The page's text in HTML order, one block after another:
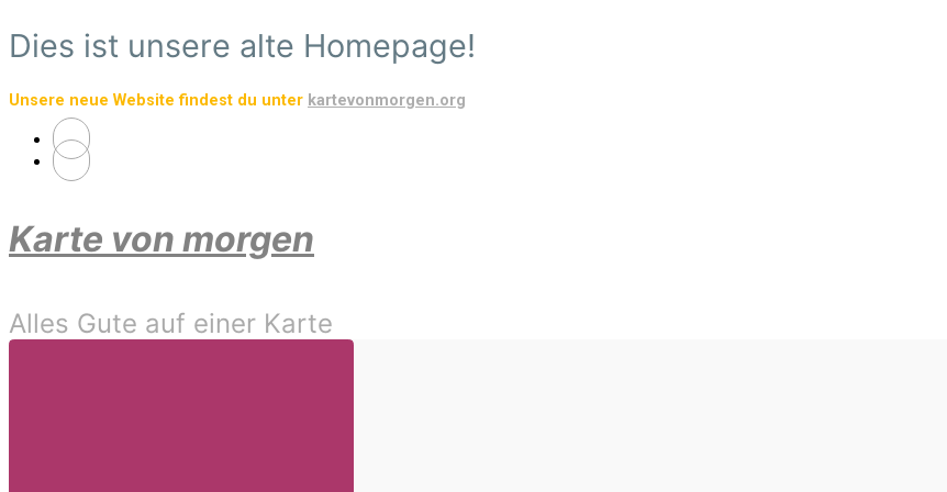
Zum
Hauptinhalt
Dies ist unsere alte Homepage!
Unsere neue Website findest du unter kartevonmorgen.org
Karte von morgen
Alles Gute auf einer Karte